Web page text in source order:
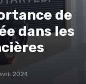
de
dans les
2024